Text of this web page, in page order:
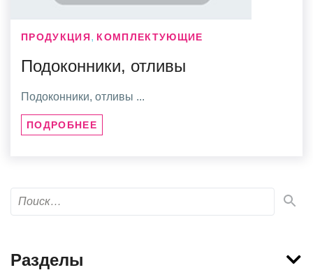
ПРОДУКЦИЯ, КОМПЛЕКТУЮЩИЕ
Подоконники, отливы
Подоконники, отливы ...
ПОДРОБНЕЕ
Разделы